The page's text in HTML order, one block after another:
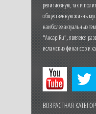
религиозную, так и
общественную жизнь
наиболее актуальных
"Ансар.Ru", является
исламских финансов и
ВОЗРАСТНАЯ